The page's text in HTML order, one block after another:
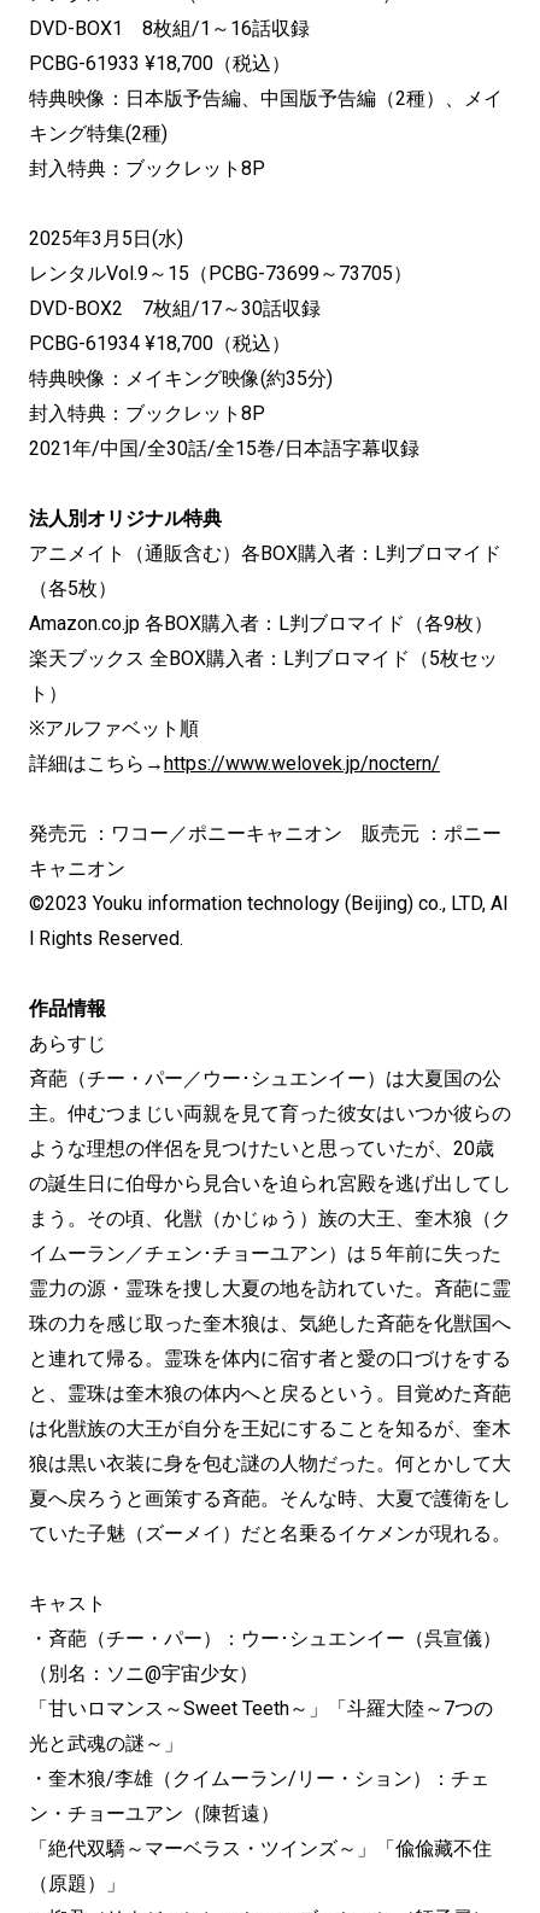
DVD-BOX1 8枚組/1～16話収録
PCBG-61933 ¥18,700（税込）
特典映像：日本版予告編、中国版予告編（2種）、メイ
キング特集(2種)
封入特典：ブックレット8P
2025年3月5日(水)
レンタルVol.9～15（PCBG-73699～73705）
DVD-BOX2 7枚組/17～30話収録
PCBG-61934 ¥18,700（税込）
特典映像：メイキング映像(約35分)
封入特典：ブックレット8P
2021年/中国/全30話/全15巻/日本語字幕収録
法人別オリジナル特典
アニメイト（通販含む）各BOX購入者：L判ブロマイド
（各5枚）
Amazon.co.jp 各BOX購入者：L判ブロマイド（各9枚）
楽天ブックス 全BOX購入者：L判ブロマイド（5枚セッ
ト）
※アルファベット順
詳細はこちら→https://www.welovek.jp/noctern/
発売元 ：ワコー／ポニーキャニオン 販売元 ：ポニー
キャニオン
©2023 Youku information technology (Beijing) co., LTD, Al
l Rights Reserved.
作品情報
あらすじ
斉葩（チー・パー／ウー･シュエンイー）は大夏国の公
主。仲むつまじい両親を見て育った彼女はいつか彼らの
ような理想の伴侶を見つけたいと思っていたが、20歳
の誕生日に伯母から見合いを迫られ宮殿を逃げ出してし
まう。その頃、化獣（かじゅう）族の大王、奎木狼（ク
イムーラン／チェン･チョーユアン）は５年前に失った
霊力の源・霊珠を捜し大夏の地を訪れていた。斉葩に霊
珠の力を感じ取った奎木狼は、気絶した斉葩を化獣国へ
と連れて帰る。霊珠を体内に宿す者と愛の口づけをする
と、霊珠は奎木狼の体内へと戻るという。目覚めた斉葩
は化獣族の大王が自分を王妃にすることを知るが、奎木
狼は黒い衣装に身を包む謎の人物だった。何とかして大
夏へ戻ろうと画策する斉葩。そんな時、大夏で護衛をし
ていた子魅（ズーメイ）だと名乗るイケメンが現れる。
キャスト
・斉葩（チー・パー）：ウー･シュエンイー（呉宣儀）
（別名：ソニ@宇宙少女）
「甘いロマンス～Sweet Teeth～」「斗羅大陸～7つの
光と武魂の謎～」
・奎木狼/李雄（クイムーラン/リー・ション）：チェ
ン・チョーユアン（陳哲遠）
「絶代双驕～マーベラス・ツインズ～」「偸偸藏不住
（原題）」